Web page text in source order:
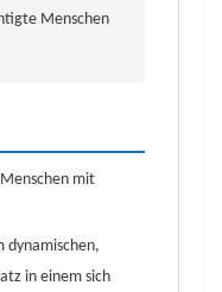
Menschen
mit
dynamischen,
in einem sich